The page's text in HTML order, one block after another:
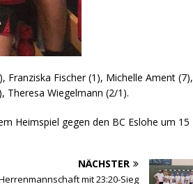
Franziska Fischer (1), Michelle Ament (7),
Theresa Wiegelmann (2/1).
Heimspiel gegen den BC Eslohe um 15
NÄCHSTER
mit 23:20-Sieg